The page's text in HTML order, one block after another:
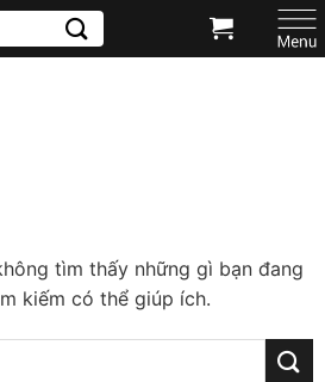
tìm thấy những gì bạn đang
kiếm có thể giúp ích.